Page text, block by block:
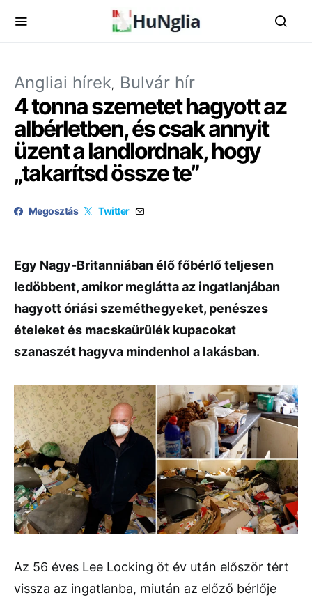
Angliai hírek Bulvár hír
4 tonna szemetet hagyott az
albérletben, és csak annyit
üzent a landlordnak, hogy
„takarítsd össze te”
Megosztás Twitter
Egy Nagy-Britanniában élő főbérlő teljesen
ledöbbent, amikor meglátta az ingatlanjában
hagyott óriási szeméthegyeket, penészes
ételeket és macskaürülék kupacokat
szanaszét hagyva mindenhol a lakásban.
Az 56 éves Lee Locking öt év után először tért
vissza az ingatlanba, miután az előző bérlője